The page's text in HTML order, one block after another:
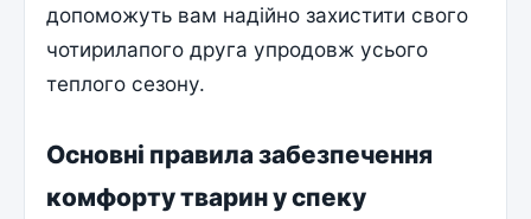
допоможуть вам надійно захистити свого
чотирилапого друга упродовж усього
теплого сезону.
Основні правила забезпечення
комфорту тварин у спеку